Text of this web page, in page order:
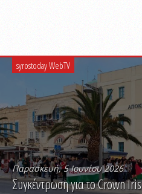
syrostoday WebTV
Παρασκευή, 5 Ιουνίου 2026
Συγκέντρωση για το Crown Iris